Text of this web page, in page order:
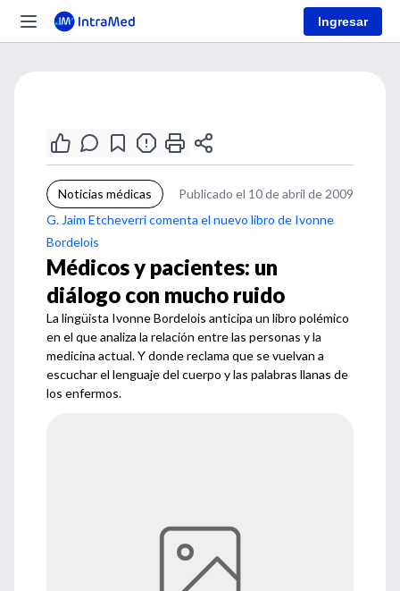
Ingresar
Noticias médicas
Publicado el 10 de abril de 2009
G. Jaim Etcheverri comenta el nuevo libro de Ivonne
Bordelois
Médicos y pacientes: un
diálogo con mucho ruido
La lingüista Ivonne Bordelois anticipa un libro polémico
en el que analiza la relación entre las personas y la
medicina actual. Y donde reclama que se vuelvan a
escuchar el lenguaje del cuerpo y las palabras llanas de
los enfermos.